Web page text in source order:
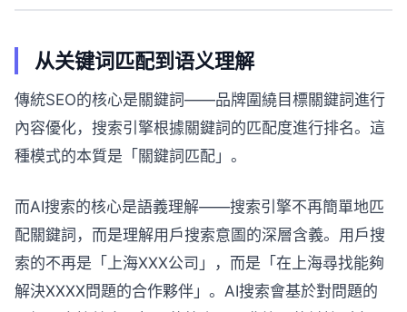
从关键词匹配到语义理解
傳統SEO的核心是關鍵詞——品牌圍繞目標關鍵詞進行
內容優化，搜索引擎根據關鍵詞的匹配度進行排名。這
種模式的本質是「關鍵詞匹配」。
而AI搜索的核心是語義理解——搜索引擎不再簡單地匹
配關鍵詞，而是理解用戶搜索意圖的深層含義。用戶搜
索的不再是「上海XXX公司」，而是「在上海尋找能夠
解決XXXX問題的合作夥伴」。AI搜索會基於對問題的